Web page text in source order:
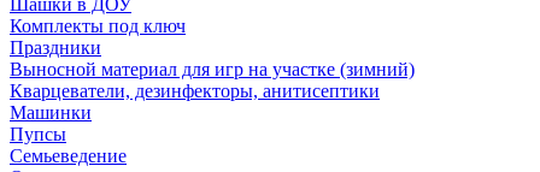
Шашки в ДОУ
Комплекты под ключ
Праздники
Выносной материал для игр на участке (зимний)
Кварцеватели, дезинфекторы, анитисептики
Машинки
Пупсы
Семьеведение